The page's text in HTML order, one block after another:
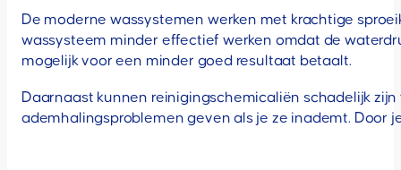
De moderne wassystemen werken met krachtige
wassysteem minder effectief werken omdat de
mogelijk voor een minder goed resultaat betaalt.
Daarnaast kunnen reinigingschemicaliën schadelijk
ademhalingsproblemen geven als je ze inademt. Door